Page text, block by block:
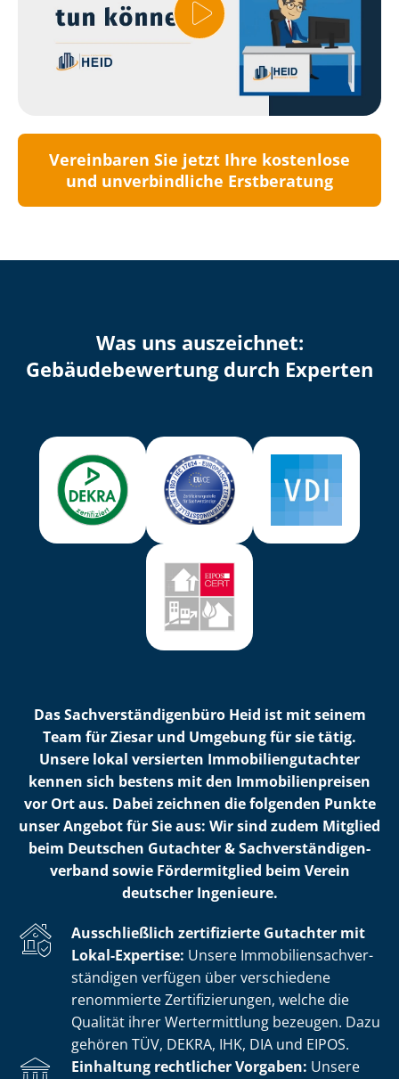
Vereinbaren Sie jetzt Ihre kostenlose
und unverbindliche Erstberatung
Was uns auszeichnet:
Ge­bäu­de­be­wer­tung durch Experten
Das Sach­ver­stän­di­gen­bü­ro Heid ist mit seinem
Team für Ziesar und Umgebung für sie tätig.
Unsere lokal versierten Im­mo­bi­li­en­gut­ach­ter
kennen sich bestens mit den Im­mo­bi­li­en­prei­sen
vor Ort aus. Dabei zeichnen die folgenden Punkte
unser Angebot für Sie aus: Wir sind zudem Mitglied
beim Deutschen Gutachter & Sach­ver­stän­di­gen­
ver­band sowie Fördermitglied beim Verein
deutscher Ingenieure.
Ausschließlich zertifizierte Gutachter mit
Lokal-Expertise: Unsere Im­mo­bi­li­en­sach­ver­
stän­di­gen verfügen über verschiedene
renommierte Zer­ti­fi­zie­run­gen, welche die
Qualität ihrer Wertermittlung bezeugen. Dazu
gehören TÜV, DEKRA, IHK, DIA und EIPOS.
Einhaltung rechtlicher Vorgaben: Unsere